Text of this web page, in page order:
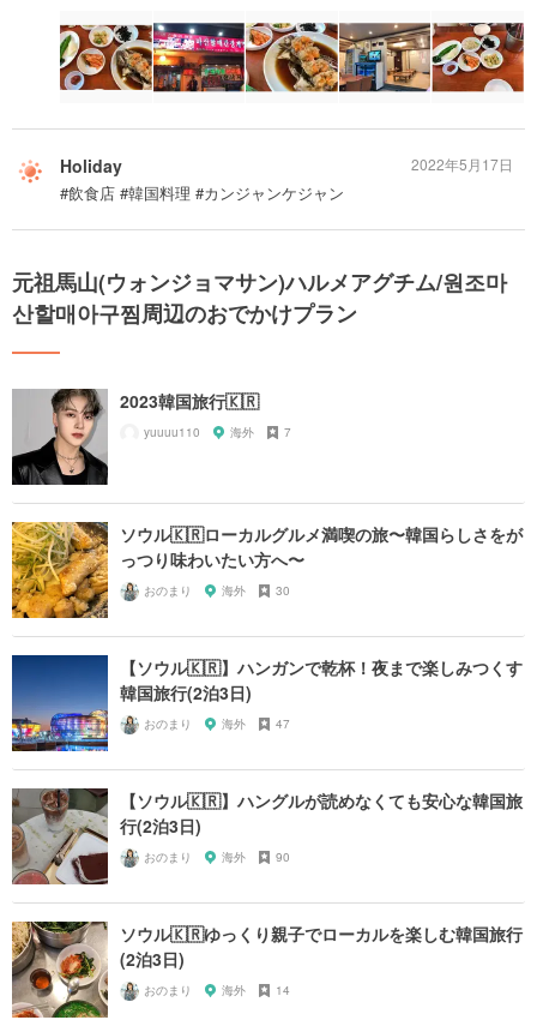
Holiday
#飲食店 #韓国料理 #カンジャンケジャン
2022年5月17日
元祖馬山(ウォンジョマサン)ハルメアグチム/원조마
산할매아구찜周辺のおでかけプラン
2023韓国旅行🇰🇷
yuuuu110 海外 7
ソウル🇰🇷ローカルグルメ満喫の旅〜韓国らしさをが
っつり味わいたい方へ〜
おのまり 海外 30
【ソウル🇰🇷】ハンガンで乾杯！夜まで楽しみつくす
韓国旅行(2泊3日)
おのまり 海外 47
【ソウル🇰🇷】ハングルが読めなくても安心な韓国旅
行(2泊3日)
おのまり 海外 90
ソウル🇰🇷ゆっくり親子でローカルを楽しむ韓国旅行
(2泊3日)
おのまり 海外 14